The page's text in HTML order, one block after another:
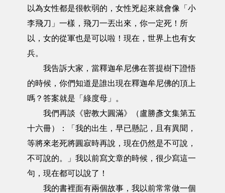
以為女性都是很軟弱的，女性兇起來就會像「小
李飛刀」一樣，飛刀一丟出來，你一定死！所
以，女的從軍也是可以啦！現在，世界上也有女
兵。
我告訴大家，當釋迦牟尼佛在菩提樹下證悟
的時候，你們知道是誰出現在釋迦牟尼佛的頂上
嗎？答案就是「綠度母」。
我們再談《密教大圓滿》（盧勝彥文集第五
十六冊）：「我的出生，早已懸記，且有異聞，
等將來老死將圓寂時再說，現在仍然是不可說，
不可說的。」我以前寫文章的時候，很少寫這一
句，現在都可以說了！
我的書裡面有兩個故事，我以前常常做一個